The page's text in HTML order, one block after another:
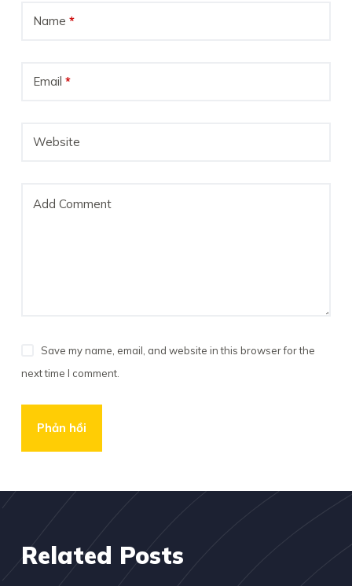
Name *
Email *
Website
Add Comment
Save my name, email, and website in this browser for the
next time I comment.
Phản hồi
Related Posts